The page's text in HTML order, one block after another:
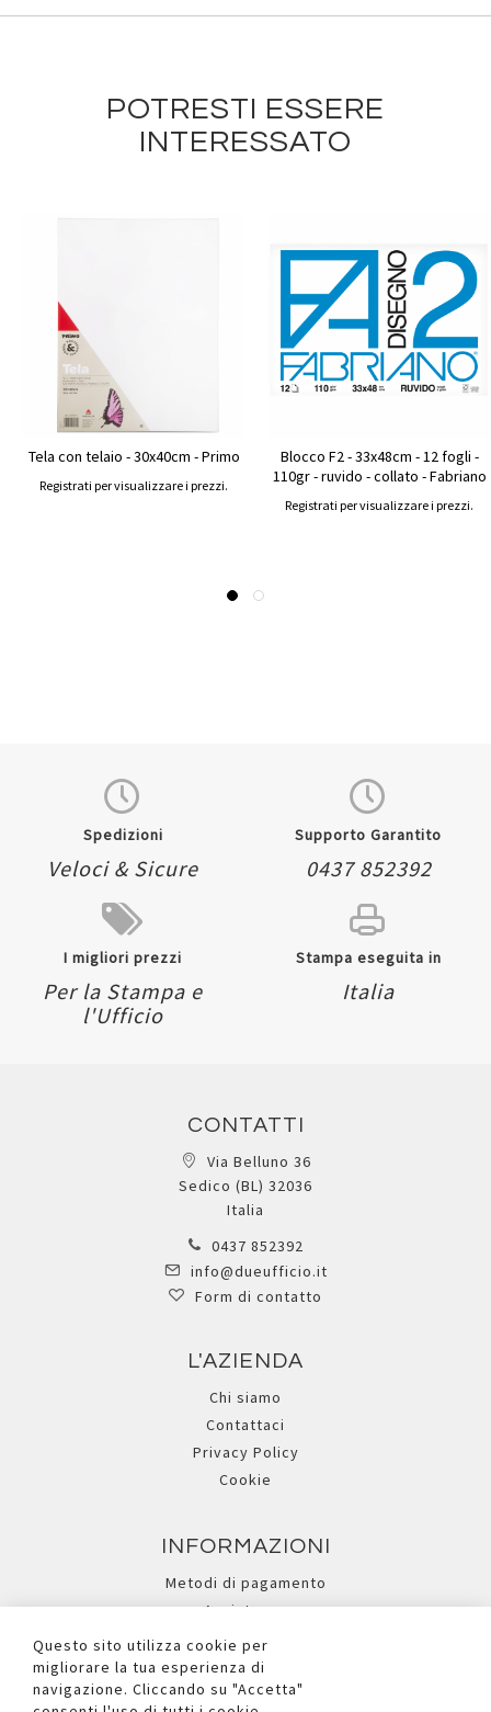
POTRESTI ESSERE
INTERESSATO
Tela con telaio - 30x40cm - Primo
Registrati per visualizzare i prezzi.
Blocco F2 - 33x48cm - 12 fogli -
110gr - ruvido - collato - Fabriano
Registrati per visualizzare i prezzi.
Spedizioni
Veloci & Sicure
Supporto Garantito
0437 852392
I migliori prezzi
Per la Stampa e
l'Ufficio
Stampa eseguita in
Italia
CONTATTI
Via Belluno 36
Sedico (BL) 32036
Italia
0437 852392
info@dueufficio.it
Form di contatto
L'AZIENDA
Chi siamo
Contattaci
Privacy Policy
Cookie
INFORMAZIONI
Metodi di pagamento
Assistenza
Ricerca avanzata
I NOSTRI SOCIAL
Questo sito utilizza cookie per
migliorare la tua esperienza di
navigazione. Cliccando su "Accetta"